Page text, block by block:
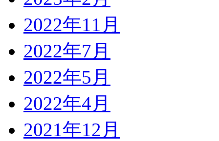
2022年11月
2022年7月
2022年5月
2022年4月
2021年12月